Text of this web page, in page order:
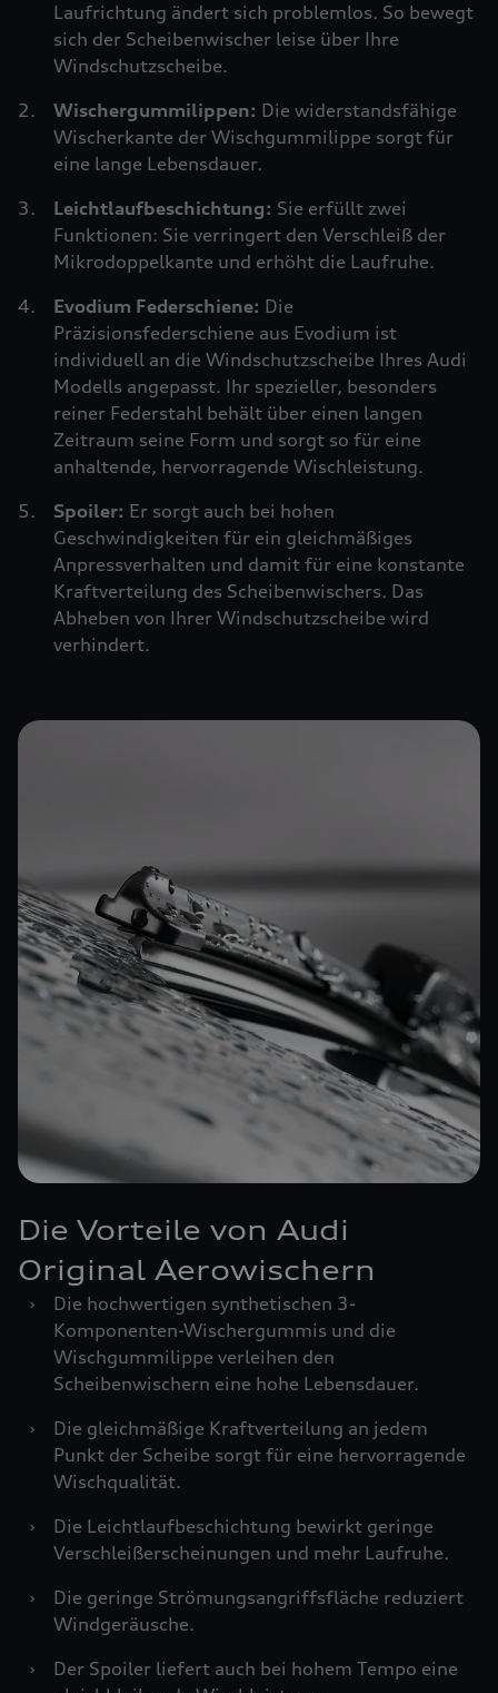
Laufrichtung ändert sich problemlos. So bewegt
sich der Scheibenwischer leise über Ihre
Windschutzscheibe.
Wischergummilippen: Die widerstandsfähige
Wischerkante der Wischgummilippe sorgt für
eine lange Lebensdauer.
Leichtlaufbeschichtung: Sie erfüllt zwei
Funktionen: Sie verringert den Verschleiß der
Mikrodoppelkante und erhöht die Laufruhe.
Evodium Federschiene: Die
Präzisionsfederschiene aus Evodium ist
individuell an die Windschutzscheibe Ihres Audi
Modells angepasst. Ihr spezieller, besonders
reiner Federstahl behält über einen langen
Zeitraum seine Form und sorgt so für eine
anhaltende, hervorragende Wischleistung.
Spoiler: Er sorgt auch bei hohen
Geschwindigkeiten für ein gleichmäßiges
Anpressverhalten und damit für eine konstante
Kraftverteilung des Scheibenwischers. Das
Abheben von Ihrer Windschutzscheibe wird
verhindert.
Die Vorteile von Audi
Original Aerowischern
›
Die hochwertigen synthetischen 3-
Komponenten-Wischergummis und die
Wischgummilippe verleihen den
Scheibenwischern eine hohe Lebensdauer.
›
Die gleichmäßige Kraftverteilung an jedem
Punkt der Scheibe sorgt für eine hervorragende
Wischqualität.
›
Die Leichtlaufbeschichtung bewirkt geringe
Verschleißerscheinungen und mehr Laufruhe.
›
Die geringe Strömungsangriffsfläche reduziert
Windgeräusche.
›
Der Spoiler liefert auch bei hohem Tempo eine